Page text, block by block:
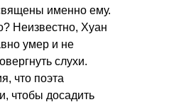
именно ему.
Неизвестно, Хуан
умер и не
слухи.
что поэта
чтобы досадить